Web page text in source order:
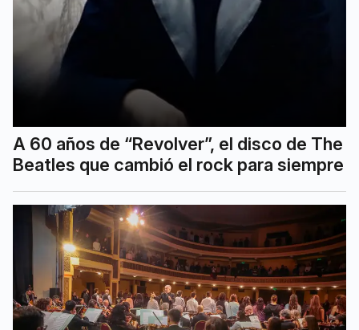
A 60 años de “Revolver”, el disco de The
Beatles que cambió el rock para siempre